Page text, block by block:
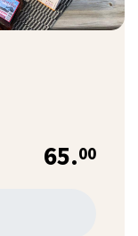
65.00